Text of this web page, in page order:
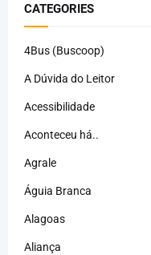
CATEGORIES
4Bus (Buscoop)
A Dúvida do Leitor
Acessibilidade
Aconteceu há..
Agrale
Águia Branca
Alagoas
Aliança